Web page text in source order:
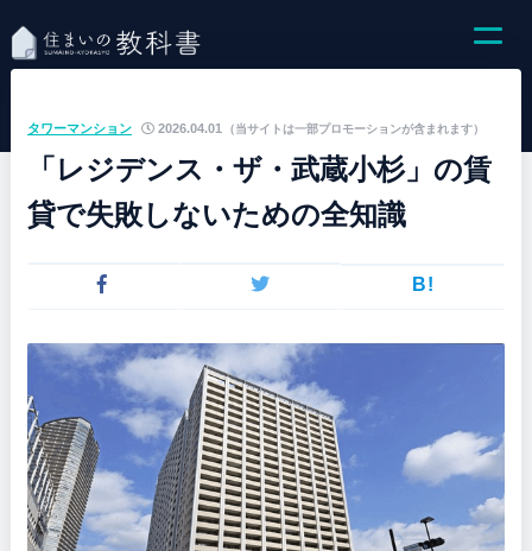
（当サイトは一部プロモーションが含まれます）
タワーマンション 2026.04.01
「レジデンス・ザ・武蔵小杉」の賃
貸で失敗しないための全知識
B!